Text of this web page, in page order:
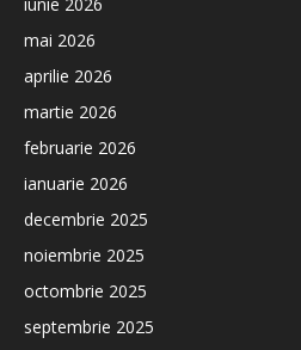
iunie 2026
mai 2026
aprilie 2026
martie 2026
februarie 2026
ianuarie 2026
decembrie 2025
noiembrie 2025
octombrie 2025
septembrie 2025